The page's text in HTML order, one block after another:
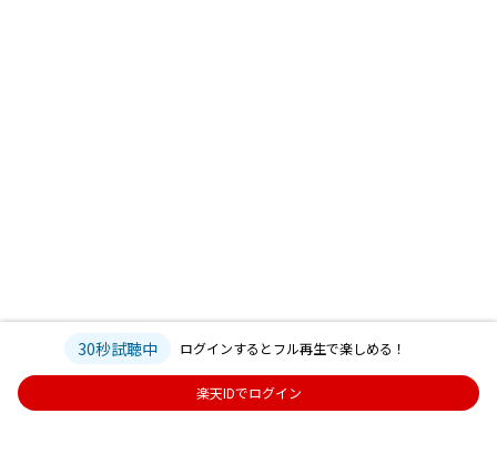
30秒試聴中 ログインするとフル再生で楽しめる！
楽天IDでログイン